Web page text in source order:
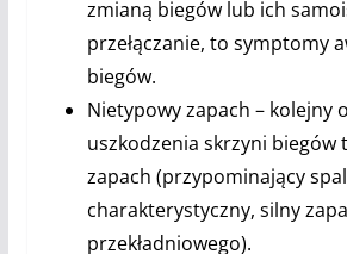
zmianą biegów lub ich
przełączanie, to symptomy
biegów.
Nietypowy zapach – kolejny
uszkodzenia skrzyni biegów
zapach (przypominający
charakterystyczny, silny
przekładniowego).